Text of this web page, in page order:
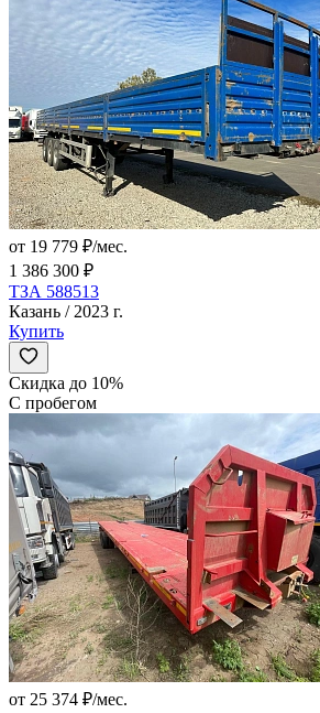
от 19 779 ₽/мес.
1 386 300 ₽
ТЗА 588513
Казань / 2023 г.
Купить
Скидка до 10%
С пробегом
от 25 374 ₽/мес.